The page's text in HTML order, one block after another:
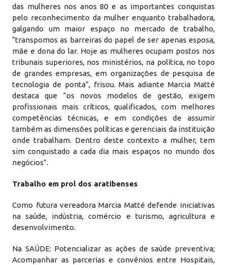
das mulheres nos anos 80 e as importantes conquistas
pelo reconhecimento da mulher enquanto trabalhadora,
galgando um maior espaço no mercado de trabalho,
“transpomos as barreiras do papel de ser apenas esposa,
mãe e dona do lar. Hoje as mulheres ocupam postos nos
tribunais superiores, nos ministérios, na política, no topo
de grandes empresas, em organizações de pesquisa de
tecnologia de ponta”, frisou. Mais adiante Marcia Matté
destaca que “os novos modelos de gestão, exigem
profissionais mais críticos, qualificados, com melhores
competências técnicas, e em condições de assumir
também as dimensões políticas e gerenciais da instituição
onde trabalham. Dentro deste contexto a mulher, tem
sim conquistado a cada dia mais espaços no mundo dos
negócios”.
Trabalho em prol dos aratibenses
Como futura vereadora Marcia Matté defende iniciativas
na saúde, indústria, comércio e turismo, agricultura e
desenvolvimento.
Na SAÚDE: Potencializar as ações de saúde preventiva;
Acompanhar as parcerias e convênios entre Hospitais,